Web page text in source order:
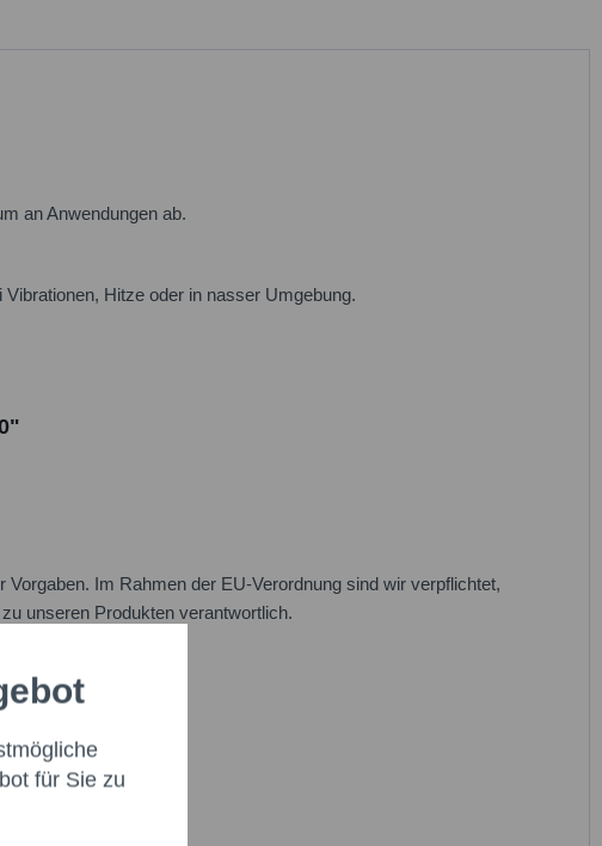
an Anwendungen ab.
Hitze oder in nasser Umgebung.
Im Rahmen der EU-Verordnung sind wir verpflichtet,
unseren Produkten verantwortlich.
Aktiv
Aktiv
für Sie zu